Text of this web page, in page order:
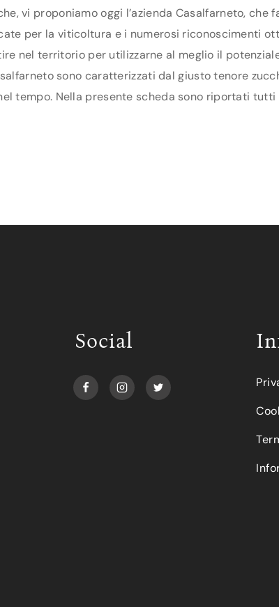
vi proponiamo oggi l’azienda Casalfarneto,
per la viticoltura e i numerosi riconoscimenti
nel territorio per utilizzarne al meglio il
sono caratterizzati dal giusto tenore
tempo. Nella presente scheda sono riportati
Social